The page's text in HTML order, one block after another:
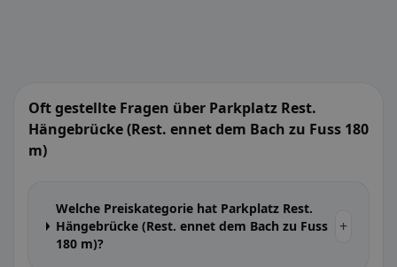
Oft gestellte Fragen über Parkplatz Rest.
Hängebrücke (Rest. ennet dem Bach zu Fuss 180
m)
Welche Preiskategorie hat Parkplatz Rest.
Hängebrücke (Rest. ennet dem Bach zu Fuss
180 m)?
+